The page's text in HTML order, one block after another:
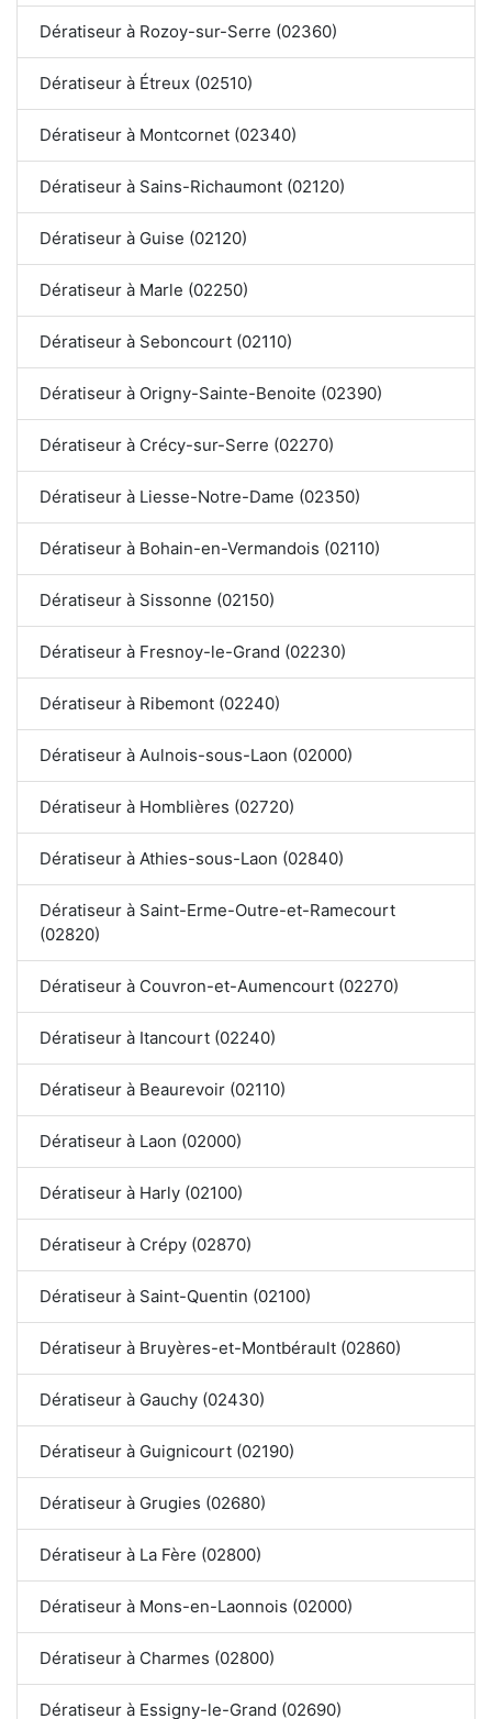
Dératiseur à Rozoy-sur-Serre (02360)
Dératiseur à Étreux (02510)
Dératiseur à Montcornet (02340)
Dératiseur à Sains-Richaumont (02120)
Dératiseur à Guise (02120)
Dératiseur à Marle (02250)
Dératiseur à Seboncourt (02110)
Dératiseur à Origny-Sainte-Benoite (02390)
Dératiseur à Crécy-sur-Serre (02270)
Dératiseur à Liesse-Notre-Dame (02350)
Dératiseur à Bohain-en-Vermandois (02110)
Dératiseur à Sissonne (02150)
Dératiseur à Fresnoy-le-Grand (02230)
Dératiseur à Ribemont (02240)
Dératiseur à Aulnois-sous-Laon (02000)
Dératiseur à Homblières (02720)
Dératiseur à Athies-sous-Laon (02840)
Dératiseur à Saint-Erme-Outre-et-Ramecourt
(02820)
Dératiseur à Couvron-et-Aumencourt (02270)
Dératiseur à Itancourt (02240)
Dératiseur à Beaurevoir (02110)
Dératiseur à Laon (02000)
Dératiseur à Harly (02100)
Dératiseur à Crépy (02870)
Dératiseur à Saint-Quentin (02100)
Dératiseur à Bruyères-et-Montbérault (02860)
Dératiseur à Gauchy (02430)
Dératiseur à Guignicourt (02190)
Dératiseur à Grugies (02680)
Dératiseur à La Fère (02800)
Dératiseur à Mons-en-Laonnois (02000)
Dératiseur à Charmes (02800)
Dératiseur à Essigny-le-Grand (02690)